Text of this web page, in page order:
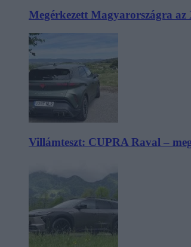
Megérkezett Magyarországra az
Villámteszt: CUPRA Raval –